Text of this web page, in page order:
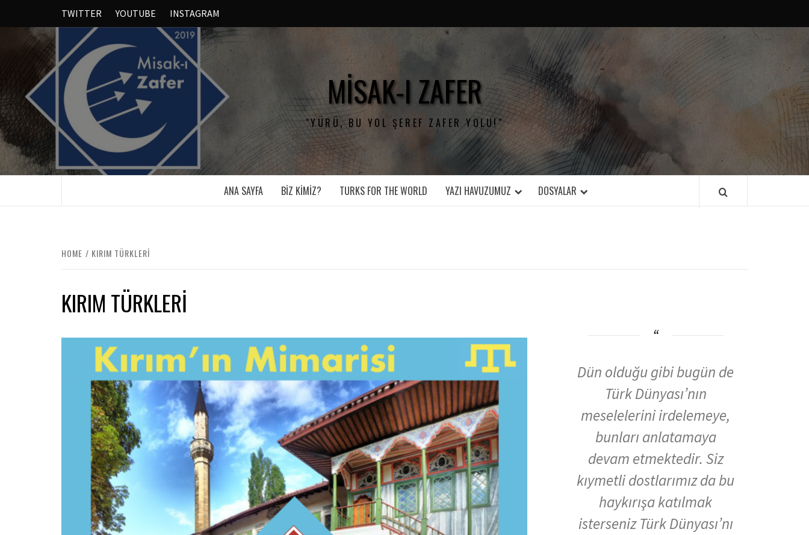
TWITTER YOUTUBE INSTAGRAM
MISAK-I ZAFER
"YÜRÜ, BU YOL ŞEREF ZAFER YOLU!"
ANA SAYFA BIZ KIMIZ? TURKS FOR THE WORLD YAZI HAVUZUMUZ DOSYALAR
HOME KIRIM TÜRKLERI
KIRIM TÜRKLERI
Dün olduğu gibi bugün de
Türk Dünyası’nın
meselelerini irdelemeye,
bunları anlatamaya
devam etmektedir. Siz
kıymetli dostlarımız da bu
haykırışa katılmak
isterseniz Türk Dünyası’nı